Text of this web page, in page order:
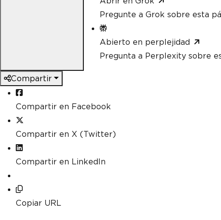
Pregunte a Grok sobre esta
Abierto en perplejidad
Pregunta a Perplexity sobre
Compartir
Compartir en Facebook
Compartir en X (Twitter)
Compartir en LinkedIn
Copiar URL